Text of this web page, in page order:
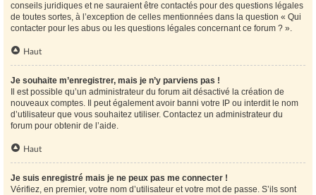
conseils juridiques et ne sauraient être contactés pour des questions légales
de toutes sortes, à l’exception de celles mentionnées dans la question « Qui
contacter pour les abus ou les questions légales concernant ce forum ? ».
Haut
Je souhaite m’enregistrer, mais je n’y parviens pas !
Il est possible qu’un administrateur du forum ait désactivé la création de
nouveaux comptes. Il peut également avoir banni votre IP ou interdit le nom
d’utilisateur que vous souhaitez utiliser. Contactez un administrateur du
forum pour obtenir de l’aide.
Haut
Je suis enregistré mais je ne peux pas me connecter !
Vérifiez, en premier, votre nom d’utilisateur et votre mot de passe. S’ils sont